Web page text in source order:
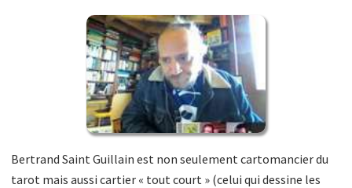
Bertrand Saint Guillain est non seulement cartomancier du
tarot mais aussi cartier « tout court » (celui qui dessine les